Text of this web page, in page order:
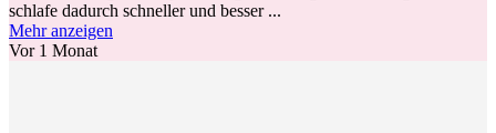
schlafe dadurch schneller und besser ...
Mehr anzeigen
Vor 1 Monat